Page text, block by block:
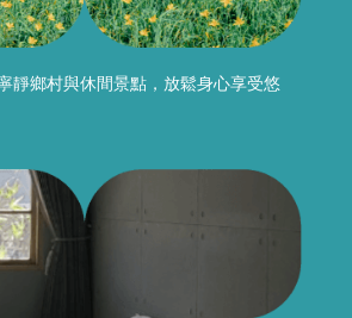
靜鄉村與休間景點，放鬆身心享受悠